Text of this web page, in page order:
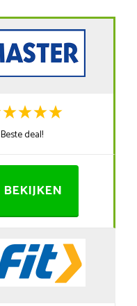
Beste deal!
BEKIJKEN